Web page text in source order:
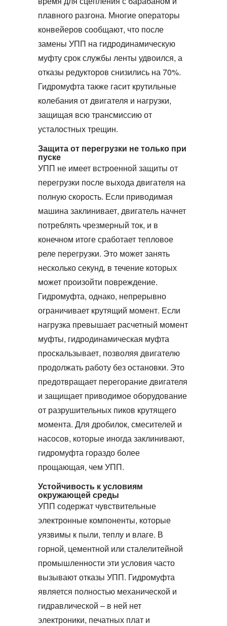
плавного разгона. Многие операторы
конвейеров сообщают, что после
замены УПП на гидродинамическую
муфтусрок службы ленты удвоился, а
отказы редукторов снизились на 70%.
Гидромуфтатакже гасит крутильные
колебания от двигателя и нагрузки,
защищая всю трансмиссию от
усталостных трещин.
Защита от перегрузки не только при
пуске
УПП не имеет встроенной защиты от
перегрузки после выхода двигателя на
полную скорость. Если приводимая
машина заклинивает, двигатель начнет
потреблять чрезмерный ток, и в
конечном итоге сработает тепловое
реле перегрузки. Это может занять
несколько секунд, в течение которых
может произойти повреждение.
Гидромуфта, однако, непрерывно
ограничивает крутящий момент. Если
нагрузка превышает расчетный момент
муфты, гидродинамическая муфта
проскальзывает, позволяя двигателю
продолжать работу без остановки. Это
предотвращает перегорание двигателя
и защищает приводимое оборудование
от разрушительных пиков крутящего
момента. Для дробилок, смесителей и
насосов, которые иногда заклинивают,
гидромуфтагораздо более
прощающая, чем УПП.
Устойчивость к условиям
окружающей среды
УПП содержат чувствительные
электронные компоненты, которые
уязвимы к пыли, теплу и влаге. В
горной, цементной или сталелитейной
промышленности эти условия часто
вызывают отказы УПП. Гидромуфта
является полностью механической и
гидравлической – в ней нет
электроники, печатных плат и